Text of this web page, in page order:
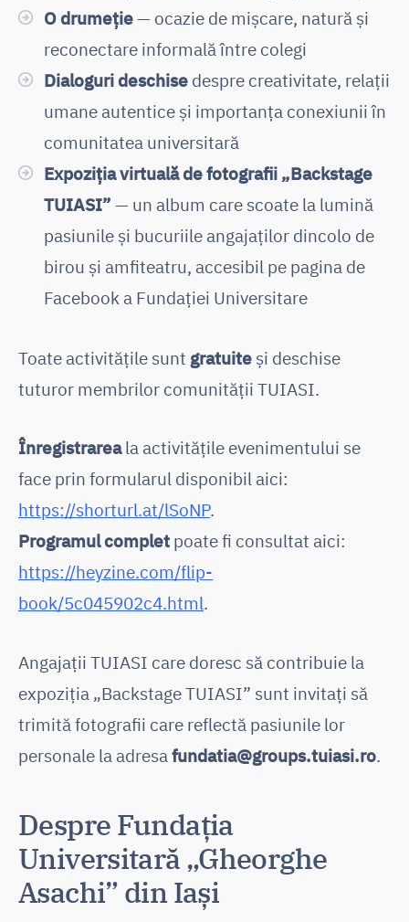
O drumeție— ocazie de mișcare, natură și
reconectare informală între colegi
Dialoguri deschise despre creativitate, relații
umane autentice și importanța conexiunii în
comunitatea universitară
Expoziția virtuală de fotografii „Backstage
TUIASI” — un album care scoate la lumină
pasiunile și bucuriile angajaților dincolo de
birou și amfiteatru, accesibil pe pagina de
Facebook a Fundației Universitare
Toate activitățile sunt gratuite și deschise
tuturor membrilor comunității TUIASI.
Înregistrareala activitățile evenimentului se
face prin formularul disponibil aici:
https://shorturl.at/lSoNP.
Programul complet poate fi consultat aici:
https://heyzine.com/flip-
book/5c045902c4.html.
Angajații TUIASI care doresc să contribuie la
expoziția „Backstage TUIASI” sunt invitați să
trimită fotografii care reflectă pasiunile lor
personale la adresa fundatia@groups.tuiasi.ro.
Despre Fundația
Universitară „Gheorghe
Asachi” din Iași